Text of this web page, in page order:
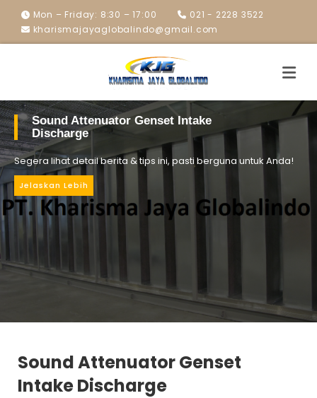
Mon – Friday: 8:30 – 17:00
021 - 2228 3522
kharismajayaglobalindo@gmail.com
Sound Attenuator Genset Intake
Discharge
Segera lihat detail berita & tips ini, pasti berguna untuk Anda!
Jelaskan Lebih
Sound Attenuator Genset
Intake Discharge